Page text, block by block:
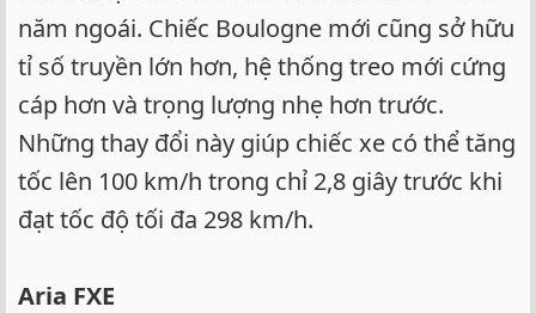
năm ngoái. Chiếc Boulogne mới cũng sở hữu
tỉ số truyền lớn hơn, hệ thống treo mới cứng
cáp hơn và trọng lượng nhẹ hơn trước.
Những thay đổi này giúp chiếc xe có thể tăng
tốc lên 100 km/h trong chỉ 2,8 giây trước khi
đạt tốc độ tối đa 298 km/h.
Aria FXE